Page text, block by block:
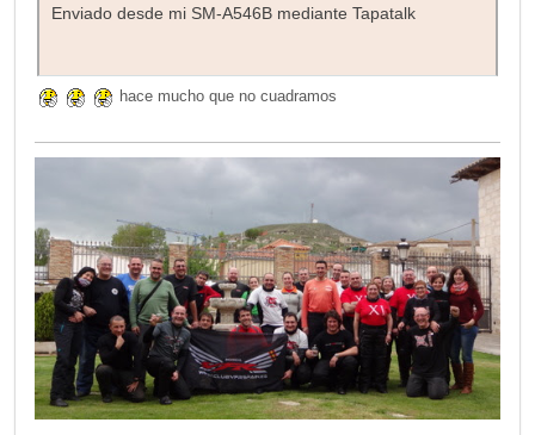
Enviado desde mi SM-A546B mediante Tapatalk
hace mucho que no cuadramos